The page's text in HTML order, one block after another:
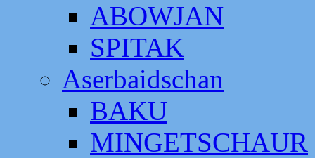
ABOWJAN
SPITAK
Aserbaidschan
BAKU
MINGETSCHAUR